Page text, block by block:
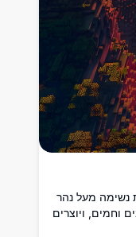
נשימה מעל נהר
וחמים, ויוצרים